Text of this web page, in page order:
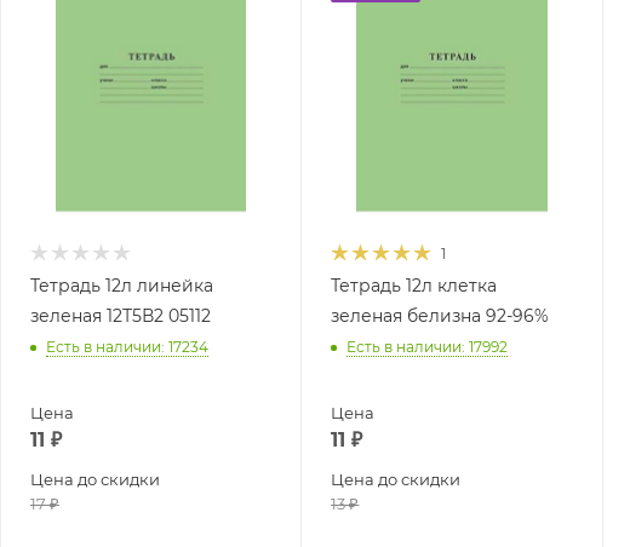
Тетрадь 12л линейка
зеленая 12Т5В2 05112
Есть в наличии: 17234
Цена
11 ₽
Цена до скидки
17₽
1
Тетрадь 12л клетка
зеленая белизна 92-96%
Есть в наличии: 17992
Цена
11 ₽
Цена до скидки
13₽